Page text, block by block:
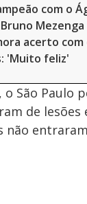
com o
Mezenga
acerto com
'Muito feliz'
o São Paulo
de lesões
não